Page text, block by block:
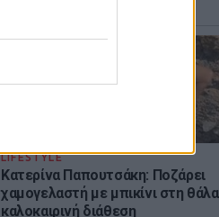
LIFESTYLE
Κατερίνα Παπουτσάκη: Ποζάρει
χαμογελαστή με μπικίνι στη
καλοκαιρινή διάθεση